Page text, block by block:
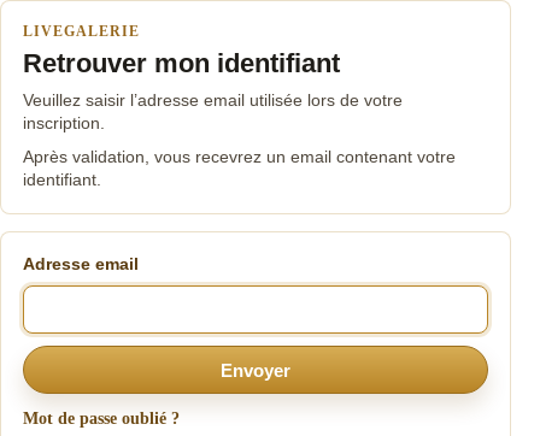
LIVEGALERIE
Retrouver mon identifiant
Veuillez saisir l’adresse email utilisée lors de votre
inscription.
Après validation, vous recevrez un email contenant votre
identifiant.
Adresse email
Envoyer
Mot de passe oublié ?